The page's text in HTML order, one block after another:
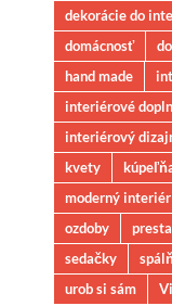
dekorácie do
domácnosť
hand made
interiérové
interiérový
kvety
moderný interiér
ozdoby
sedačky
urob si sám